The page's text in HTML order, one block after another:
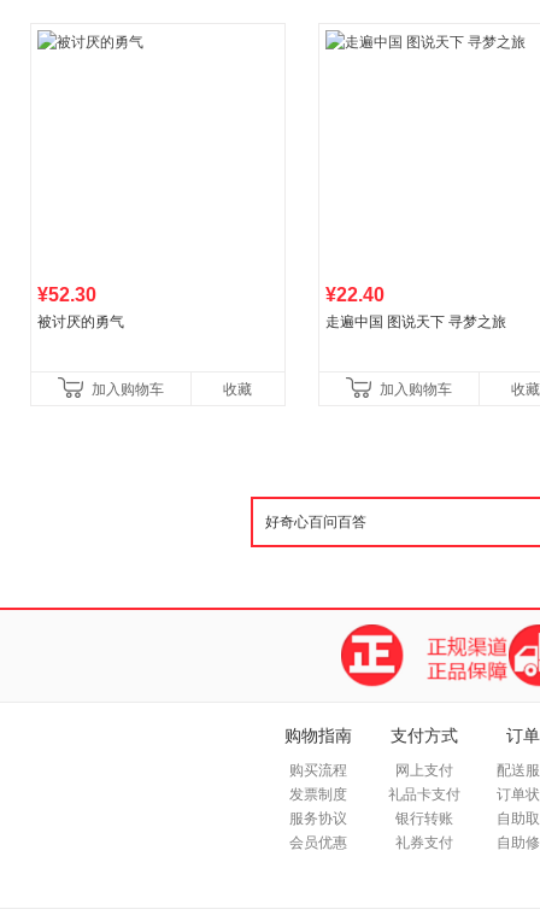
¥52.30
被讨厌的勇气
加入购物车 收藏
¥22.40
走遍中国 图说天下 寻梦之旅
加入购物车 收藏
购物指南
购买流程
发票制度
服务协议
会员优惠
支付方式
网上支付
礼品卡支付
银行转账
礼券支付
订
配送
订单
自助
自助